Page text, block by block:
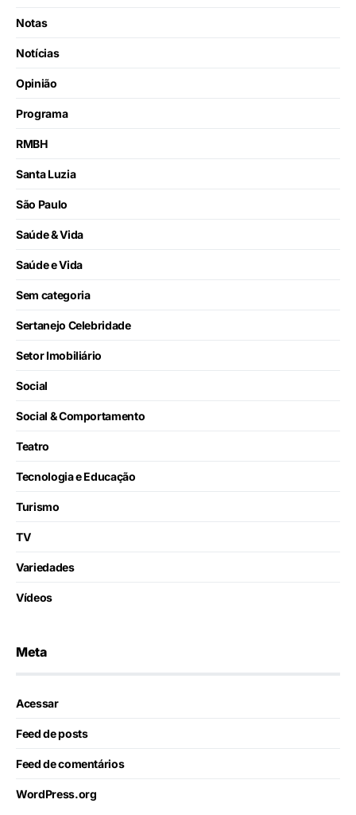
Notas
Notícias
Opinião
Programa
RMBH
Santa Luzia
São Paulo
Saúde & Vida
Saúde e Vida
Sem categoria
Sertanejo Celebridade
Setor Imobiliário
Social
Social & Comportamento
Teatro
Tecnologia e Educação
Turismo
TV
Variedades
Vídeos
Meta
Acessar
Feed de posts
Feed de comentários
WordPress.org